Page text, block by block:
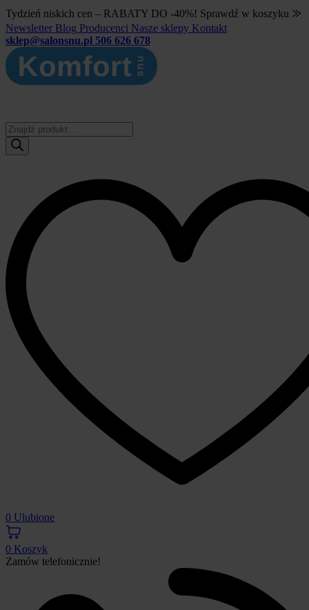
Tydzień niskich cen – RABATY DO -40%! Sprawdź w koszyku ⨠
Newsletter Blog Producenci Nasze sklepy Kontakt
sklep@salonsnu.pl 506 626 678
Wyszukiwarka
produktów
0 Ulubione
0 Koszyk
Zamów telefonicznie!